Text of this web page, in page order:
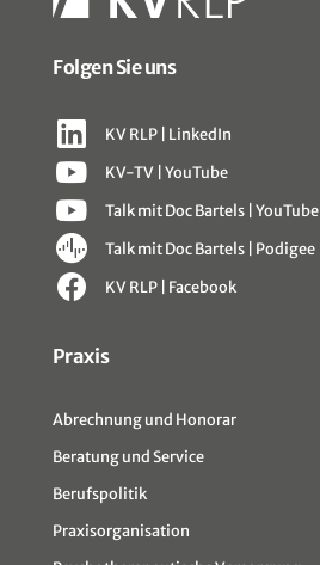
Sitemap
Praxis
Abrechnung und Honorar
Beratung und Service
Berufspolitik
Praxisorganisation
Folgen Sie uns
KV RLP | LinkedIn
KV-TV | YouTube
Talk mit Doc Bartels | YouTube
Talk mit Doc Bartels | Podigee
KV RLP | Facebook